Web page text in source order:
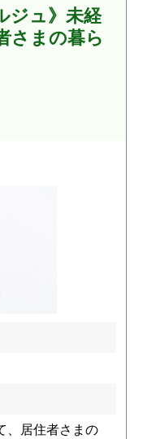
ジュ》未経
さまの暮ら
、居住者さまの